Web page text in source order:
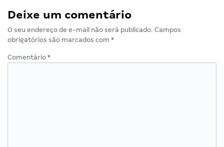
Deixe um comentário
O seu endereço de e-mail não será publicado. Campos
obrigatórios são marcados com *
Comentário *